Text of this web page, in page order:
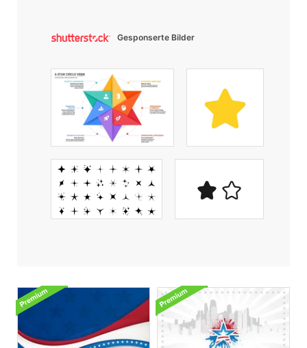
Gesponserte Bilder